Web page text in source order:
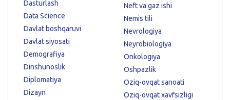
Dasturlash
Data Science
Davlat boshqaruvi
Davlat siyosati
Demografiya
Dinshunoslik
Diplomatiya
Dizayn
Neft va gaz ishi
Nemis tili
Nevrologiya
Neyrobiologiya
Onkologiya
Oshpazlik
Oziq-ovqat sanoati
Oziq-ovqat xavfsizligi